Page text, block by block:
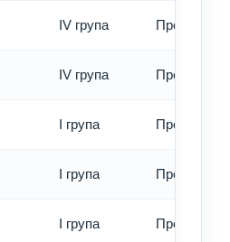
IV група Превод -
IV група Превод -
I група Превод -
I група Превод -
I група Превод -